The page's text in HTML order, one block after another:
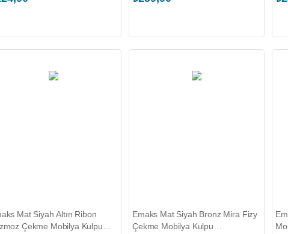
Mat Siyah Altın Ribon
Çekme Mobilya Kulpu
Emaks Mat Siyah Bronz Mira Fizy
Çekme Mobilya Kulpu